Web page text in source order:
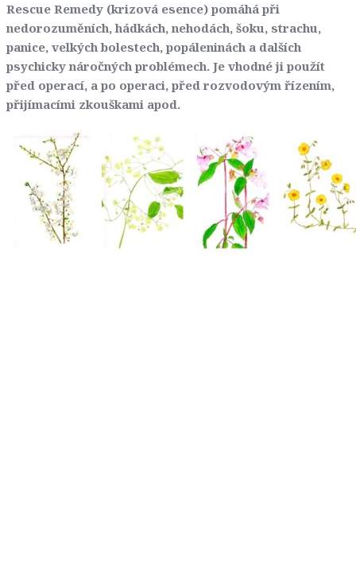
Rescue Remedy (krizová esence) pomáhá při
nedorozuměních, hádkách, nehodách, šoku, strachu,
panice, velkých bolestech, popáleninách a dalších
psychicky náročných problémech. Je vhodné ji použít
před operací, a po operaci, před rozvodovým řízením,
přijímacími zkouškami apod.